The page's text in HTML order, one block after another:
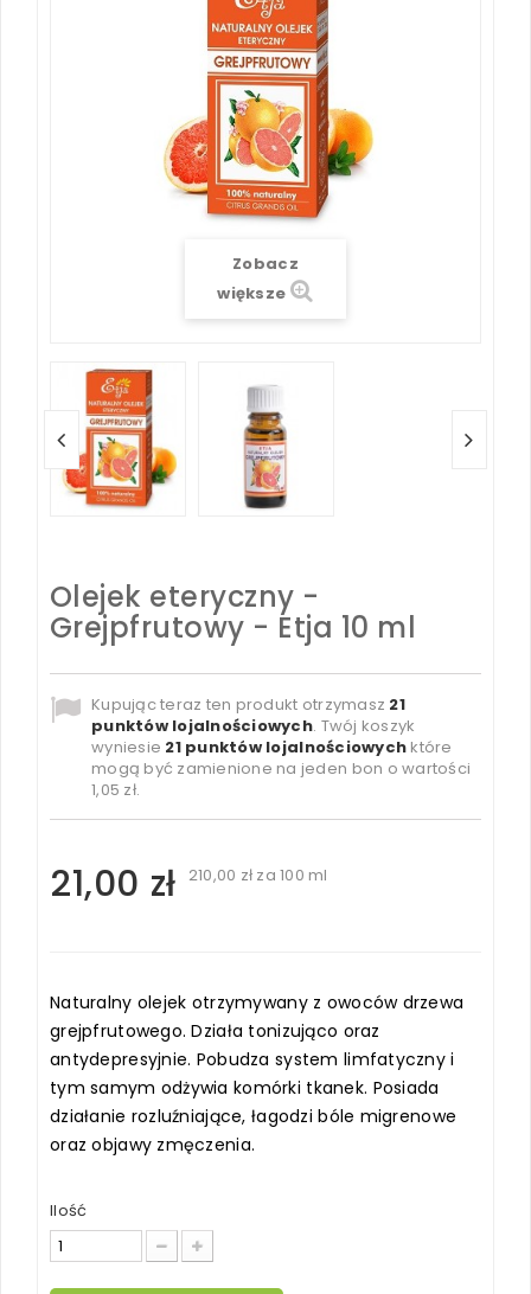
Zobacz
większe
Olejek eteryczny -
Grejpfrutowy - Etja 10 ml
Kupując teraz ten produkt otrzymasz 21
punktów lojalnościowych. Twój koszyk
wyniesie 21punktów lojalnościowych które
mogą być zamienione na jeden bon o wartości
1,05 zł.
21,00 zł 210,00 zł za 100 ml
Naturalny olejek otrzymywany z owoców drzewa
grejpfrutowego. Działa tonizująco oraz
antydepresyjnie. Pobudza system limfatyczny i
tym samym odżywia komórki tkanek. Posiada
działanie rozluźniające, łagodzi bóle migrenowe
oraz objawy zmęczenia.
Ilość